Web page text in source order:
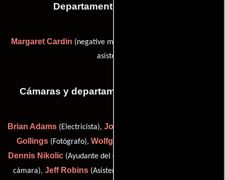
Departamento de editorial
Margaret Cardin (negative matcher) y
asistente)
Cámaras y departamento de electricidad
Brian Adams (Electricista), John Gollings
Gollings(Fotógrafo), Wolfgang Kress
Dennis Nikolic(Ayudante del encargado de equipamientos de
cámara), Jeff Robins (Asistente de cámara),